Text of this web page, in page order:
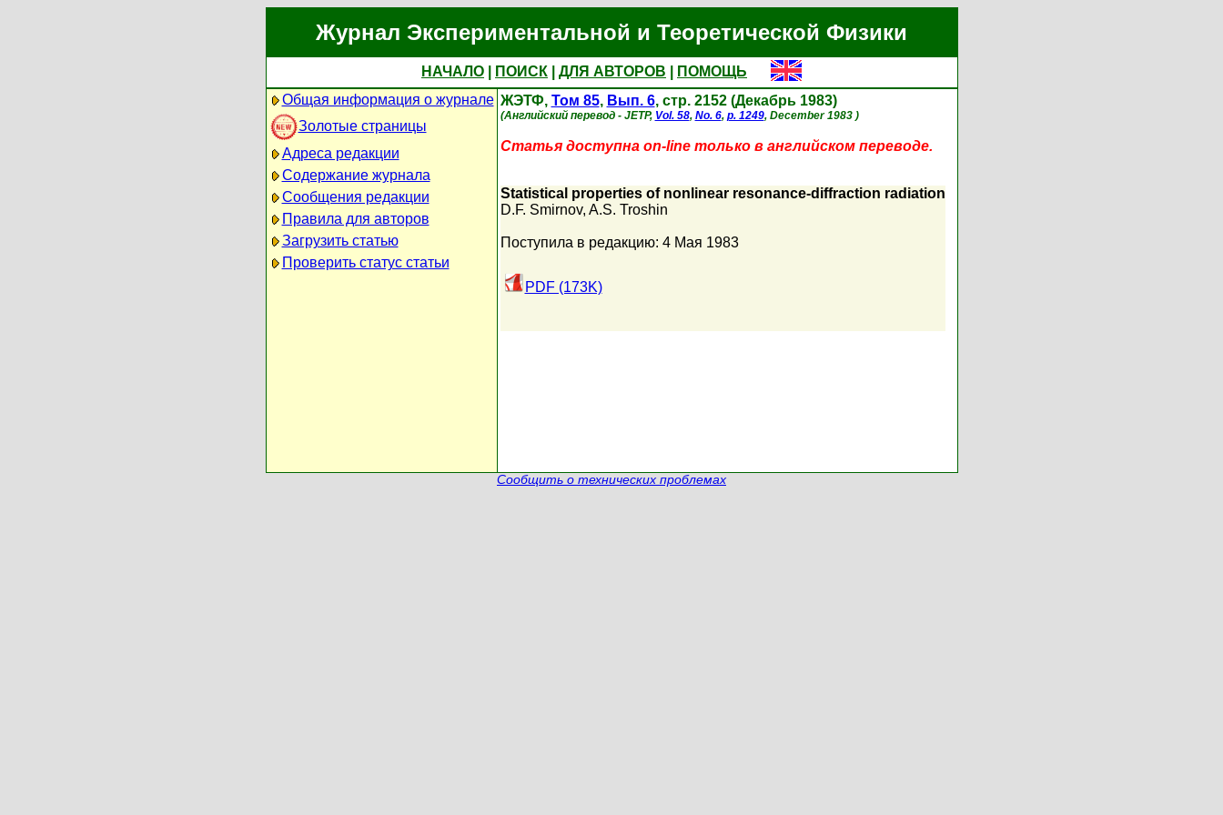
Журнал Экспериментальной и Теоретической Физики
НАЧАЛО ПОИСК ДЛЯ АВТОРОВ
ПОМОЩЬ
Общая информация о журнале
Золотые страницы
Адреса редакции
Содержание журнала
Сообщения редакции
Правила для авторов
Загрузить статью
Проверить статус статьи
ЖЭТФ, Том 85, Вып. 6, стр. 2152 (Декабрь 1983)
(Английский перевод - JETP, Vol. 58, No. 6, p. 1249, December 1983 )
Статья доступна on-line только в английском переводе.
Statistical properties of nonlinear resonance-diffraction radiation
D.F. Smirnov, A.S. Troshin
Поступила в редакцию: 4 Мая 1983
PDF (173K)
Сообщить о технических проблемах